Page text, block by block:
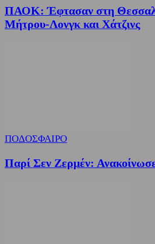
ΠΑΟΚ: Έφτασαν στη
Μήτρου-Λονγκ και Χάτζινς
ΠΟΔΟΣΦΑΙΡΟ
Παρί Σεν Ζερμέν: